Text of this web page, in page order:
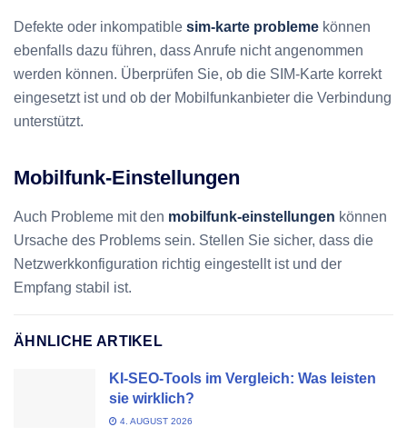
Defekte oder inkompatible sim-karte probleme können
ebenfalls dazu führen, dass Anrufe nicht angenommen
werden können. Überprüfen Sie, ob die SIM-Karte korrekt
eingesetzt ist und ob der Mobilfunkanbieter die Verbindung
unterstützt.
Mobilfunk-Einstellungen
Auch Probleme mit den mobilfunk-einstellungen können
Ursache des Problems sein. Stellen Sie sicher, dass die
Netzwerkkonfiguration richtig eingestellt ist und der
Empfang stabil ist.
ÄHNLICHE ARTIKEL
KI-SEO-Tools im Vergleich: Was leisten
sie wirklich?
4. AUGUST 2026